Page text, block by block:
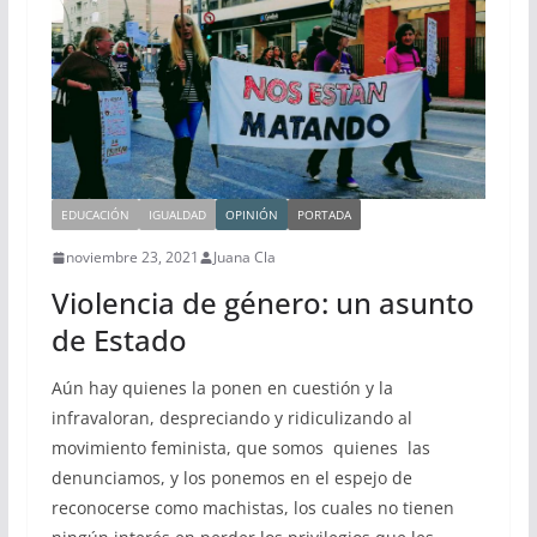
EDUCACIÓN IGUALDAD OPINIÓN PORTADA
noviembre 23, 2021 Juana Cla
Violencia de género: un asunto
de Estado
Aún hay quienes la ponen en cuestión y la
infravaloran, despreciando y ridiculizando al
movimiento feminista, que somos quienes las
denunciamos, y los ponemos en el espejo de
reconocerse como machistas, los cuales no tienen